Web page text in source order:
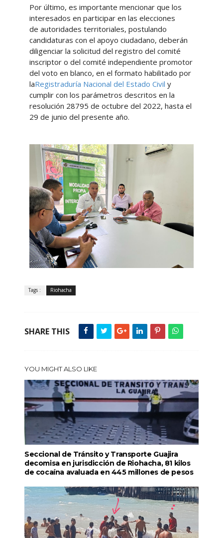
Por último, es importante mencionar que los
interesados en participar en las elecciones
de autoridades territoriales, postulando
candidaturas con el apoyo ciudadano, deberán
diligenciar la solicitud del registro del comité
inscriptor o del comité independiente promotor
del voto en blanco, en el formato habilitado por
laRegistraduría Nacional del Estado Civil y
cumplir con los parámetros descritos en la
resolución 28795 de octubre del 2022, hasta el
29 de junio del presente año.
Tags : Riohacha
SHARE THIS
YOU MIGHT ALSO LIKE
Seccional de Tránsito y Transporte Guajira
decomisa en jurisdicción de Riohacha, 81 kilos
de cocaína avaluada en 445 millones de pesos